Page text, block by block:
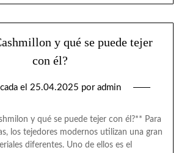
y qué se puede tejer
con él?
el 25.04.2025 por admin
y qué se puede tejer con él?** Para
los tejedores modernos utilizan una gran
diferentes. Uno de ellos es el